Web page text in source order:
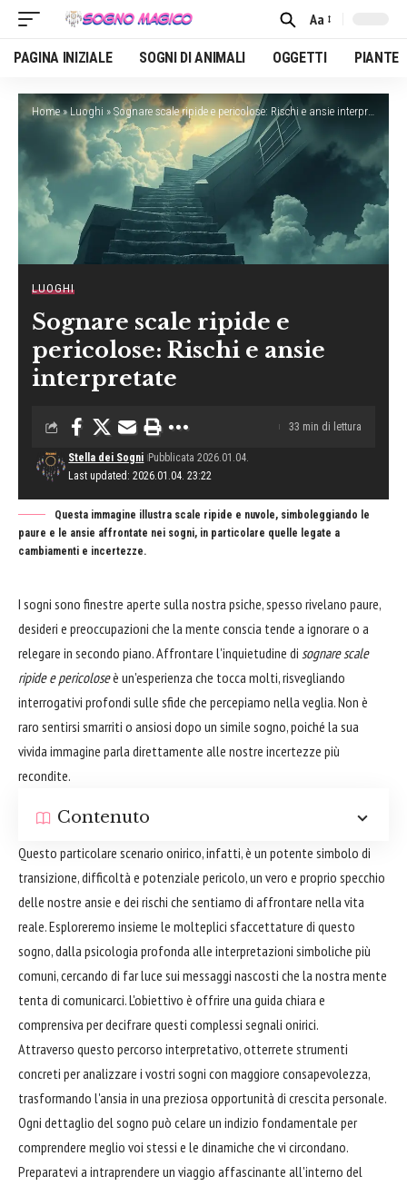
Font
Resizer
Aa
PAGINA INIZIALE SOGNI DI ANIMALI OGGETTI PIANTE
Home»Luoghi» Sognare scale ripide e pericolose: Rischi e ansie interpretate
LUOGHI
Sognare scale ripide e
pericolose: Rischi e ansie
interpretate
Last updated: 2026.01.04. 23:22
Stella dei Sogni Pubblicata 2026.01.04.
33 min di lettura
Questa immagine illustra scale ripide e nuvole, simboleggiando le
paure e le ansie affrontate nei sogni, in particolare quelle legate a
cambiamenti e incertezze.
I sogni sono finestre aperte sulla nostra psiche, spesso rivelano paure,
desideri e preoccupazioni che la mente conscia tende a ignorare o a
relegare in secondo piano. Affrontare l'inquietudine di sognare scale
ripide e pericoloseè un'esperienza che tocca molti, risvegliando
interrogativi profondi sulle sfide che percepiamo nella veglia. Non è
raro sentirsi smarriti o ansiosi dopo un simile sogno, poiché la sua
vivida immagine parla direttamente alle nostre incertezze più
recondite.
Contenuto
Questo particolare scenario onirico, infatti, è un potente simbolo di
transizione, difficoltà e potenziale pericolo, un vero e proprio specchio
delle nostre ansie e dei rischi che sentiamo di affrontare nella vita
reale. Esploreremo insieme le molteplici sfaccettature di questo
sogno, dalla psicologia profonda alle interpretazioni simboliche più
comuni, cercando di far luce sui messaggi nascosti che la nostra mente
tenta di comunicarci. L'obiettivo è offrire una guida chiara e
comprensiva per decifrare questi complessi segnali onirici.
Attraverso questo percorso interpretativo, otterrete strumenti
concreti per analizzare i vostri sogni con maggiore consapevolezza,
trasformando l'ansia in una preziosa opportunità di crescita personale.
Ogni dettaglio del sogno può celare un indizio fondamentale per
comprendere meglio voi stessi e le dinamiche che vi circondano.
Preparatevi a intraprendere un viaggio affascinante all'interno del